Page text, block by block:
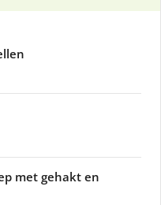
met gehakt en